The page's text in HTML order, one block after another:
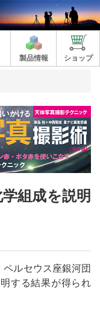
製品情報 ショップ
組成を説明
ルセウス座銀河団
する結果が得られ